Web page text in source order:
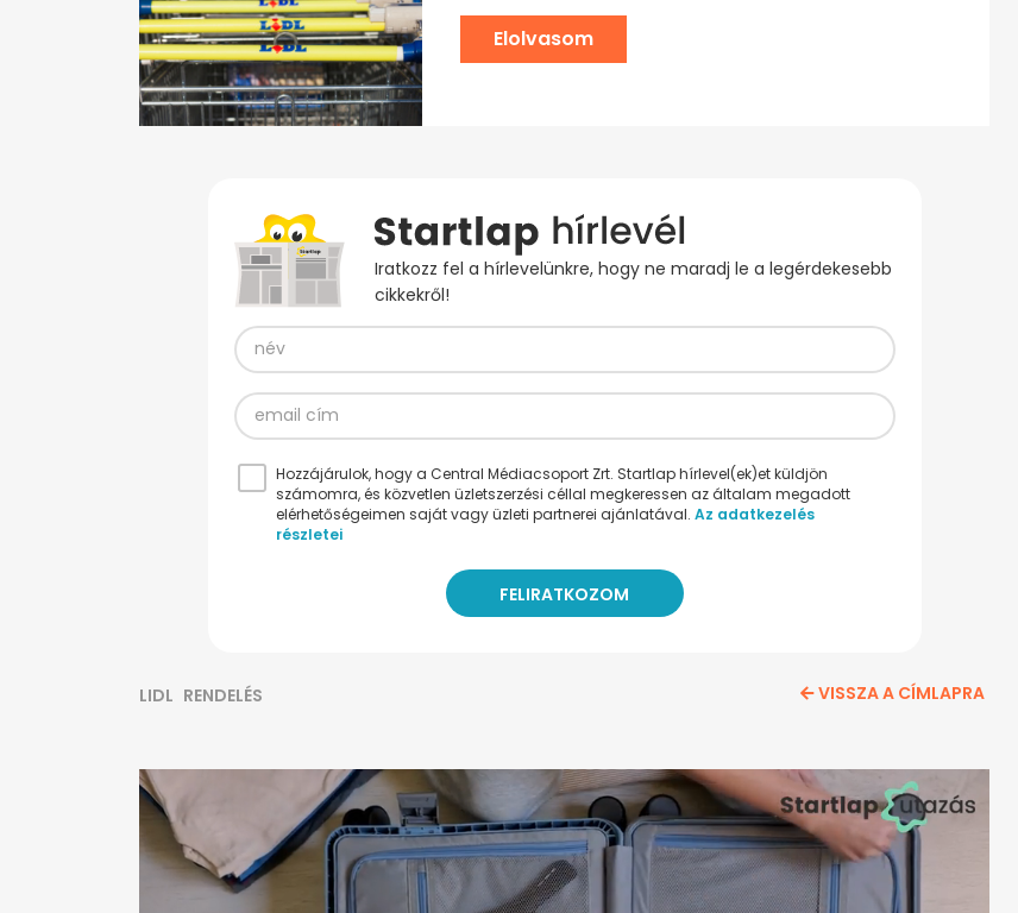
Elolvasom
Iratkozz fel a hírlevelünkre, hogy ne maradj le a legérdekesebb
cikkekről!
Hozzájárulok, hogy a Central Médiacsoport Zrt. Startlap hírlevel(ek)et küldjön
számomra, és közvetlen üzletszerzési céllal megkeressen az általam megadott
elérhetőségeimen saját vagy üzleti partnerei ajánlatával. Az adatkezelés
részletei
LIDL RENDELÉS VISSZA A CÍMLAPRA